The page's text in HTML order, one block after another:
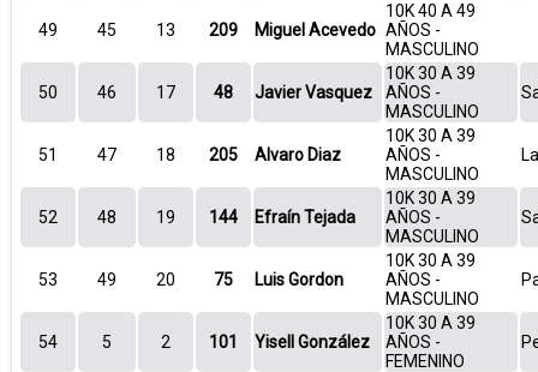
49 45 13 209 Miguel Acevedo
10K 40 A 49
AÑOS -
MASCULINO
50 46 17 48 Javier Vasquez
10K 30 A 39
AÑOS -
MASCULINO
51 47 18 205 Alvaro Diaz
10K 30 A 39
AÑOS -
MASCULINO
52 48 19 144 Efraín Tejada
10K 30 A 39
AÑOS -
MASCULINO
53 49 20 75 Luis Gordon
10K 30 A 39
AÑOS -
MASCULINO
54 5 2 101 Yisell González
10K 30 A 39
AÑOS -
FEMENINO